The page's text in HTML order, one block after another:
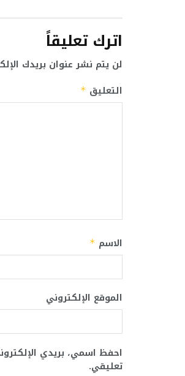
اترك تعليقاً
لن يتم نشر عنوان بريدك
التعليق *
الاسم *
الموقع الإلكتروني
احفظ اسمي، بريدي
تعليقي.